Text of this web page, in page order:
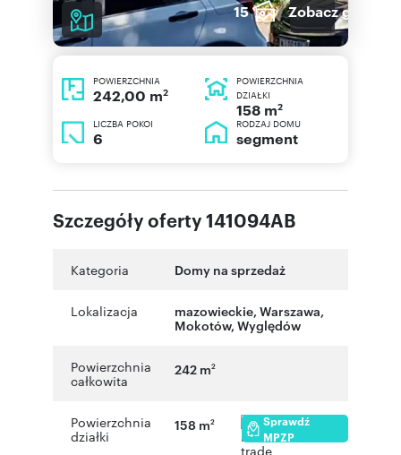
15 Zobacz galerię
POWIERZCHNIA
242,00 m2
POWIERZCHNIA
DZIAŁKI
158 m2
LICZBA POKOI
6
RODZAJ DOMU
segment
Szczegóły oferty 141094AB
Kategoria Domy na sprzedaż
Lokalizacja mazowieckie, Warszawa,
Mokotów, Wyględów
Powierzchnia
całkowita
242 m2
Powierzchnia
działki
158 m2
Sprawdź
MPZP